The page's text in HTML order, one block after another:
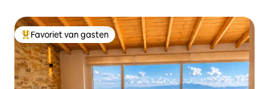
Topfavoriet van gasten
Favoriet van gasten